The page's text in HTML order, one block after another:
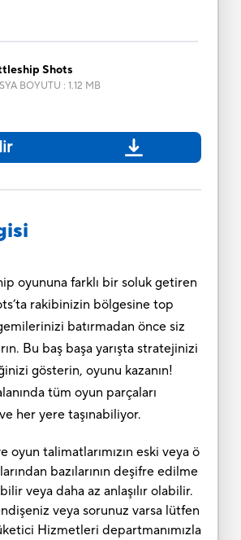
Shots
BOYUTU : 1.12 MB
oyununa farklı bir soluk getiren
rakibinizin bölgesine top
batırmadan önce siz
Bu baş başa yarışta stratejinizi
gösterin, oyunu kazanın!
tüm oyun parçaları
her yere taşınabiliyor.
oyun talimatlarımızın eski veya ö
bazılarının deşifre edilme
veya daha az anlaşılır olabilir.
veya sorunuz varsa lütfen
Hizmetleri departmanımızla